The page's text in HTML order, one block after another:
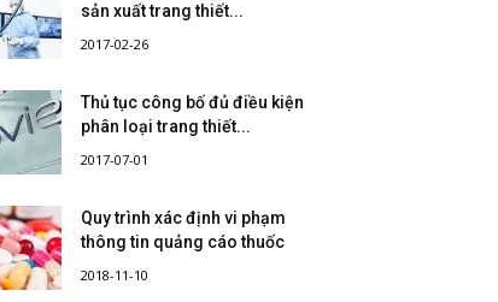
sản xuất trang thiết...
2017-02-26
Thủ tục công bố đủ điều kiện
phân loại trang thiết...
2017-07-01
Quy trình xác định vi phạm
thông tin quảng cáo thuốc
2018-11-10